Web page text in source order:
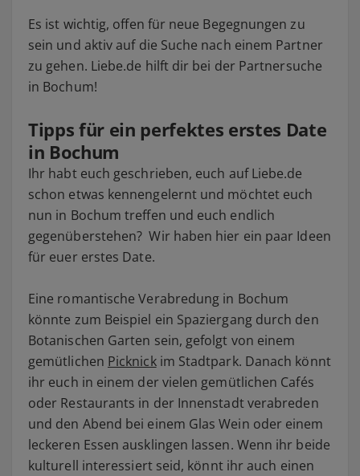
Es ist wichtig, offen für neue Begegnungen zu
sein und aktiv auf die Suche nach einem Partner
zu gehen. Liebe.de hilft dir bei der Partnersuche
in Bochum!
Tipps für ein perfektes erstes Date
in Bochum
Ihr habt euch geschrieben, euch auf Liebe.de
schon etwas kennengelernt und möchtet euch
nun in Bochum treffen und euch endlich
gegenüberstehen? Wir haben hier ein paar Ideen
für euer erstes Date.
Eine romantische Verabredung in Bochum
könnte zum Beispiel ein Spaziergang durch den
Botanischen Garten sein, gefolgt von einem
gemütlichen Picknickim Stadtpark. Danach könnt
ihr euch in einem der vielen gemütlichen Cafés
oder Restaurants in der Innenstadt verabreden
und den Abend bei einem Glas Wein oder einem
leckeren Essen ausklingen lassen. Wenn ihr beide
kulturell interessiert seid, könnt ihr auch einen